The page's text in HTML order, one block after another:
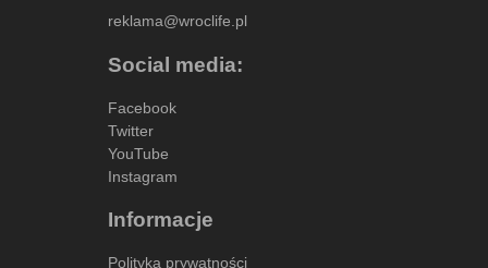
reklama@wroclife.pl
Social media:
Facebook
Twitter
YouTube
Instagram
Informacje
Polityka prywatności